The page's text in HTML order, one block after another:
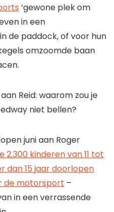
‘gewone plek om
in een
de paddock, of voor hun
omzoomde baan
Reid: waarom zou je
niet bellen?
juni aan Roger
2.300 kinderen van 11 tot
dan 15 jaar doorlopen
de motorsport –
in een verrassende